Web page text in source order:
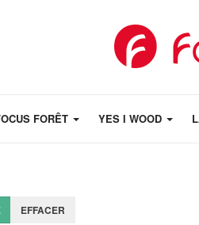
FORÊT YES I WOOD
EFFACER